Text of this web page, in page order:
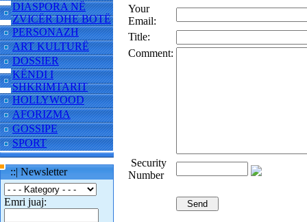
DIASPORA NË
ZVICËR DHE BOTË
PERSONAZH
ART KULTURË
DOSSIER
KËNDI I
SHKRIMTARIT
HOLLYWOOD
AFORIZMA
GOSSIPE
SPORT
::| Newsletter
Emri juaj:
Your
Email:
Title:
Comment:
Security
Number